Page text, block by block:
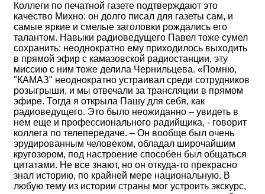
Коллеги по печатной газете подтверждают это
качество Михно: он долго писал для газеты сам, и
самые яркие и смелые заголовки рождались его
талантом. Навыки радиоведущего Павел тоже сумел
сохранить: неоднократно ему приходилось выходить
в прямой эфир с камазовской радиостанции, эту
миссию с ним тоже делила Чернильцева. «Помню,
"КАМАЗ" неоднократно устраивал среди сотрудников
розыгрыши, и мы отвечали за трансляции в прямом
эфире. Тогда я открыла Пашу для себя, как
радиоведущего. Это было неожиданно – увидеть в
нем еще и профессионального радийщика, - говорит
коллега по телепередаче. – Он вообще был очень
эрудированным человеком, обладал широчайшим
кругозором, под настроение способен был общаться
цитатами. Не все знают, но он откуда-то прекрасно
знал историю, по крайней мере национальную. В
любую тему из истории страны мог устроить экскурс,